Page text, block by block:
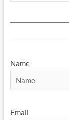
Name
Email